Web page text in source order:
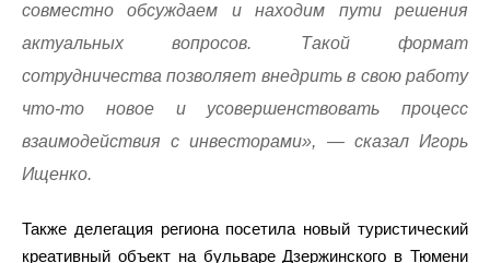
совместно обсуждаем и находим пути решения
актуальных вопросов. Такой формат
сотрудничества позволяет внедрить в свою работу
что-то новое и усовершенствовать процесс
взаимодействия с инвесторами», — сказал Игорь
Ищенко.
Также делегация региона посетила новый туристический
креативный объект на бульваре Дзержинского в Тюмени